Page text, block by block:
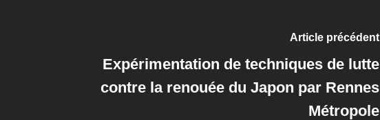
Article précédent
Expérimentation de techniques de lutte
contre la renouée du Japon par Rennes
Métropole